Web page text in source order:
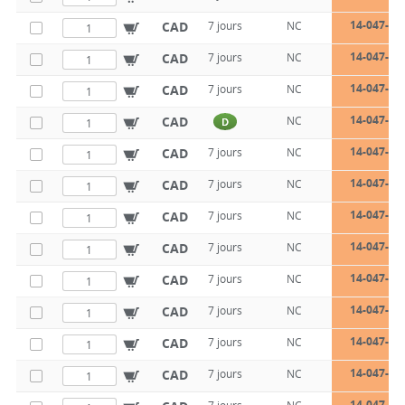
CAD 7 jours NC 14-047-
CAD 7 jours NC 14-047-
CAD 7 jours NC 14-047-
CAD D NC 14-047-
CAD 7 jours NC 14-047-
CAD 7 jours NC 14-047-
CAD 7 jours NC 14-047-
CAD 7 jours NC 14-047-
CAD 7 jours NC 14-047-
CAD 7 jours NC 14-047-
CAD 7 jours NC 14-047-
CAD 7 jours NC 14-047-